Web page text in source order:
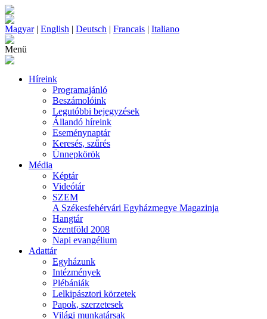
Magyar| English | Deutsch | Francais | Italiano
Menü
Híreink
Programajánló
Beszámolóink
Legutóbbi bejegyzések
Állandó híreink
Eseménynaptár
Keresés, szűrés
Ünnepkörök
Média
Képtár
Videótár
SZEM
A Székesfehérvári Egyházmegye Magazinja
Hangtár
Szentföld 2008
Napi evangélium
Adattár
Egyházunk
Intézmények
Plébániák
Lelkipásztori körzetek
Papok, szerzetesek
Világi munkatársak